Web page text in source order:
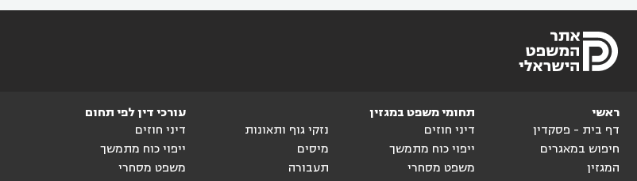
ראשי
דף בית - פסקדין
חיפוש במאגרים
המגזין
תחומי משפט במגזין
דיני חוזים
ייפוי כוח מתמשך
משפט מסחרי
נזקי גוף ותאונות
מיסים
תעבורה
עורכי דין לפי תחום
דיני חוזים
ייפוי כוח מתמשך
משפט מסחרי